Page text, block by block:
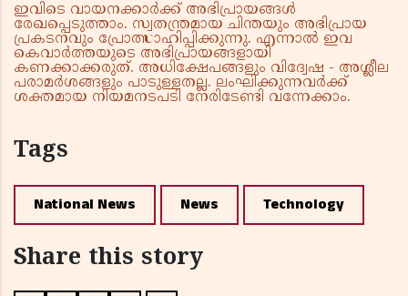
ഇവിടെ വായനക്കാർക്ക് അഭിപ്രായങ്ങൾ
രേഖപ്പെടുത്താം. സ്വതന്ത്രമായ ചിന്തയും അഭിപ്രായ
പ്രകടനവും പ്രോത്സാഹിപ്പിക്കുന്നു. എന്നാൽ ഇവ
കെവാർത്തയുടെ അഭിപ്രായങ്ങളായി
കണക്കാക്കരുത്. അധിക്ഷേപങ്ങളും വിദ്വേഷ - അശ്ലീല
പരാമർശങ്ങളും പാടുള്ളതല്ല. ലംഘിക്കുന്നവർക്ക്
ശക്തമായ നിയമനടപടി നേരിടേണ്ടി വന്നേക്കാം.
Tags
National News News Technology
Share this story